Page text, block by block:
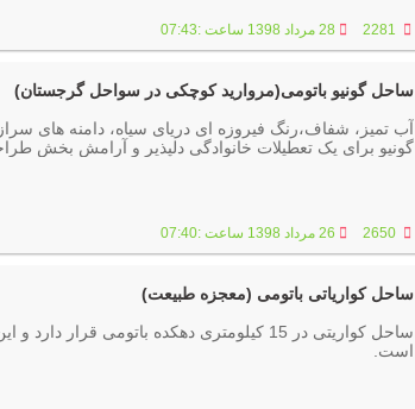
2281 28 مرداد 1398 ساعت :07:43
ساحل گونیو باتومی(مروارید کوچکی در سواحل گرجستان)
آب تمیز، شفاف،رنگ فیروزه ای دریای سیاه، دامنه های
گونیو برای یک تعطیلات خانوادگی دلپذیر و آرامش بخش
2650 26 مرداد 1398 ساعت :07:40
ساحل کواریاتی باتومی (معجزه طبیعت)
ساحل کواریتی در 15 کیلومتری دهکده باتومی
است.